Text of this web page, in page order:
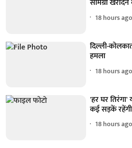
सामग्री
18 hours ago
दिल्ली-
हमला
18 hours ago
'हर घर
कई सड़कें
18 hours ago